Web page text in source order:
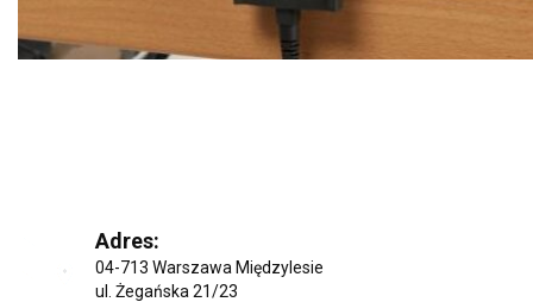
Adres:
04-713 Warszawa Międzylesie
ul. Żegańska 21/23